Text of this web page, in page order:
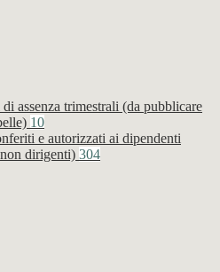
di assenza trimestrali (da pubblicare
10
e autorizzati ai dipendenti
dirigenti) 304